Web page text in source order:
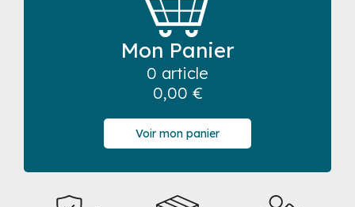
Mon Panier
0 article
0,00 €
Voir mon panier